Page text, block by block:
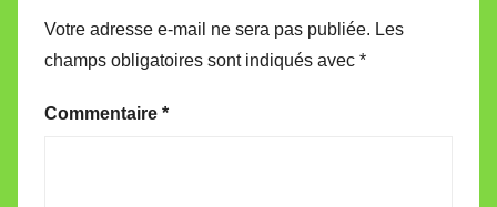
Votre adresse e-mail ne sera pas publiée. Les
champs obligatoires sont indiqués avec *
Commentaire *